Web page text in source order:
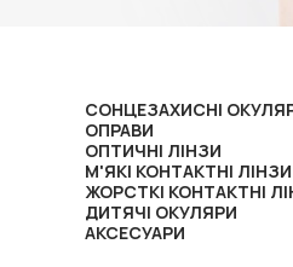
СОНЦЕЗАХИСНІ
ОПРАВИ
ОПТИЧНІ ЛІНЗИ
М'ЯКІ КОНТАКТНІ ЛІНЗИ
ЖОРСТКІ КОНТАКТНІ
ДИТЯЧІ ОКУЛЯРИ
АКСЕСУАРИ